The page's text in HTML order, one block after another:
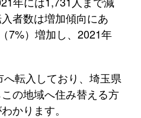
者数は増加傾向にあ
7%）増加し、2021年
転入しており、埼玉県
の地域へ住み替える方
かります。